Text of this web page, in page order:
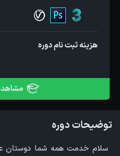
9. متریال بخش دوم
13. پست پروداکشن
توضیحات دوره
سلام خدمت همه شما دوستان
هزینه ثبت نام دوره